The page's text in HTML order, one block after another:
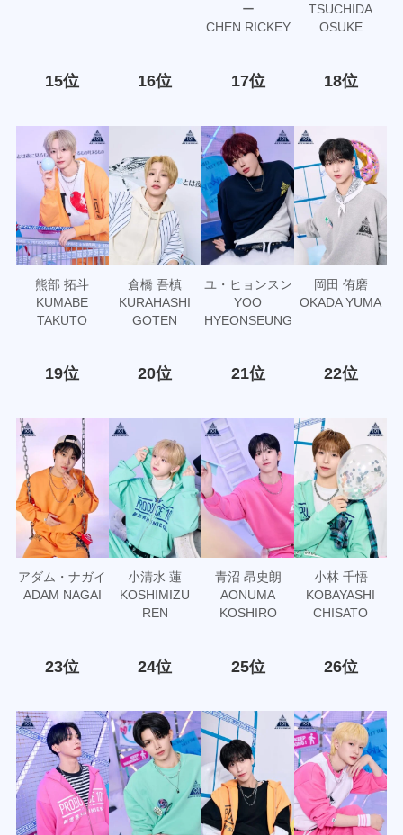
ー
CHEN RICKEY
TSUCHIDA
OSUKE
15位 16位 17位 18位
熊部 拓斗
KUMABE
TAKUTO
倉橋 吾槙
KURAHASHI
GOTEN
ユ・ヒョンスン
YOO
HYEONSEUNG
岡田 侑磨
OKADA YUMA
19位 20位 21位 22位
アダム・ナガイ
ADAM NAGAI
小清水 蓮
KOSHIMIZU
REN
青沼 昂史朗
AONUMA
KOSHIRO
小林 千悟
KOBAYASHI
CHISATO
23位 24位 25位 26位